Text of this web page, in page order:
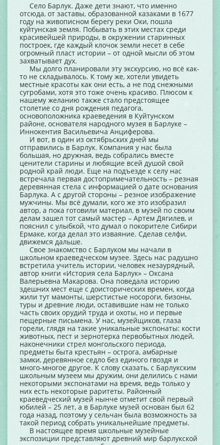
Село Барлук. Даже дети знают, что именно
отсюда, от заставы, образованной казаками в 1677
году на живописном берегу реки Оки, пошла
куйтунская земля. Побывать в этих местах среди
красивейшей природы, в окружении старинных
построек, где каждый клочок земли несет в себе
огромный пласт истории – от одной мысли об этом
захватывает дух.
Мы долго планировали эту экскурсию, но всё как-
то не складывалось. К тому же, хотели увидеть
местные красоты как они есть, а не под снежными
сугробами, хотя это тоже очень красиво. Плюсом к
нашему желанию также стало предстоящее
столетие со дня рождения педагога,
основоположника краеведения в Куйтунском
районе, основателя народного музея в Барлуке –
Иннокентия Васильевича Анциферова.
И вот, в один из октябрьских дней мы
отправились в Барлук. Компания у нас была
большая, но дружная, ведь собрались вместе
ценители старины и любящие всей душой свой
родной край люди. Еще на подъезде к селу нас
встречала первая достопримечательность – резная
деревянная стела с информацией о дате основания
Барлука. А с другой стороны – резное изображение
мужчины. Мы всё думали, кого же это изобразил
автор, а пока готовили материал, в музей по своим
делам зашел тот самый мастер – Артем Дягилев, и
пояснил с улыбкой, что думал о покорителе Сибири
Ермаке, когда делал это изваяние. Сделав селфи,
движемся дальше.
Свое знакомство с Барлуком мы начали в
школьном краеведческом музее. Здесь нас радушно
встретила учитель истории, человек незаурядный,
автор книги «История села Барлук» – Оксана
Валерьевна Макарова. Она поведала историю
здешних мест еще с доисторических времен, когда
жили тут мамонты, шерстистые носороги, бизоны,
туры и древние люди, оставившие нам не только
часть своих орудий труда и охоты, но и первые
пещерные письмена. У нас, музейщиков, глаза
горели, глядя на такие уникальные экспонаты: кости
животных, пест и зернотерка первобытных людей,
наконечники стрел монгольского периода,
предметы быта крестьян – острога, амбарные
замки, деревянное седло без единого гвоздя и
много-многое другое. К слову сказать, с Барлукским
школьным музеем мы дружим, они делились с нами
некоторыми экспонатами на время, ведь только у
них есть некоторые раритеты. Районный
краеведческий музей нынче отметит свой первый
юбилей – 25 лет, а в Барлуке музей основан был 62
года назад, поэтому у сельчан была возможность за
такой период собрать уникальнейшие предметы.
В настоящее время школьные музейные
экспозиции представляют древний мир барлукской